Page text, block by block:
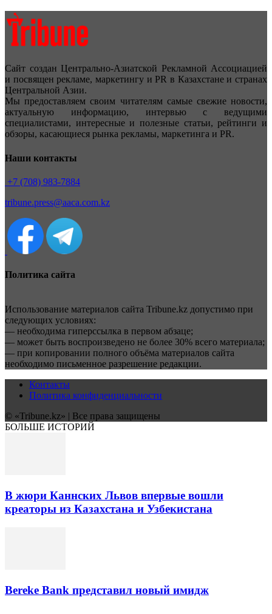
Сайт создан Центрально-Азиатской Рекламной Ассоциацией
и посвящен рекламе, маркетингу и PR в Казахстане и странах
Центральной Азии.
Мы предоставляем своим читателям самые свежие новости,
актуальную информацию, интервью с ведущими
специалистами, интересные и полезные статьи, рейтинги и
обзоры, касающиеся рынка рекламы, маркетинга и PR.
Наши контакты
+7 (708) 983-7884
tribune.press@aaca.com.kz
Политика сайта
Использование материалов сайта Tribune.kz допустимо при
следующих условиях:
— необходима гиперссылка в первом абзаце;
— может быть воспроизведено не более 30% всего материала;
— при копировании полного объёма материалов сайта
необходимо письменное разрешение редакции.
Контакты
Политика конфиденциальности
© «Tribune.kz» | Все права защищены
БОЛЬШЕ ИСТОРИЙ
В жюри Каннских Львов впервые вошли
креаторы из Казахстана и Узбекистана
Bereke Bank представил новый имидж